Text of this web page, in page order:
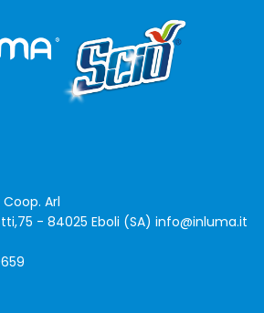
Arl
- 84025 Eboli (SA) info@inluma.it